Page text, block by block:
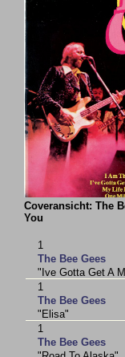
Coveransicht: The
You
1
The Bee Gees
"Ive Gotta Get A
1
The Bee Gees
"Elisa"
1
The Bee Gees